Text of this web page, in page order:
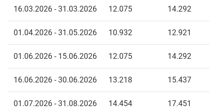
16.03.2026 - 31.03.2026 12.075 14.292
01.04.2026 - 31.05.2026 10.932 12.921
01.06.2026 - 15.06.2026 12.075 14.292
16.06.2026 - 30.06.2026 13.218 15.437
01.07.2026 - 31.08.2026 14.454 17.451